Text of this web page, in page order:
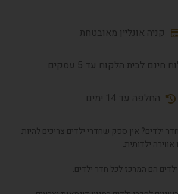
קניה אונליין מאובטחת
חינם לבית הלקוח עד 5 עסקים
החלפה עד 14 ימים
ילדים? אין ספק שחדרי ילדים צריכים להיות
ילדותית.
הם המרכז לכל חדר ילדים.